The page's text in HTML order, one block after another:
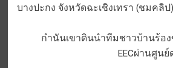
บางปะกง จังหวัดฉะเชิงเทรา (ชมคลิป)
กำนันเขาดินนำทีมชาวบ้านร้อ
EECผ่านศูน